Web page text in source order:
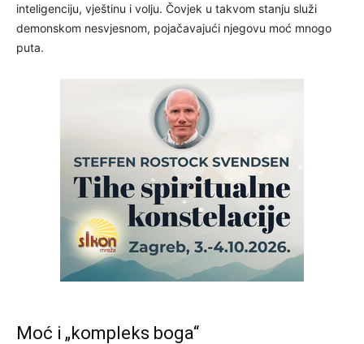
inteligenciju, vještinu i volju. Čovjek u takvom stanju služi
demonskom nesvjesnom, pojačavajući njegovu moć mnogo
puta.
Moć i „kompleks boga“